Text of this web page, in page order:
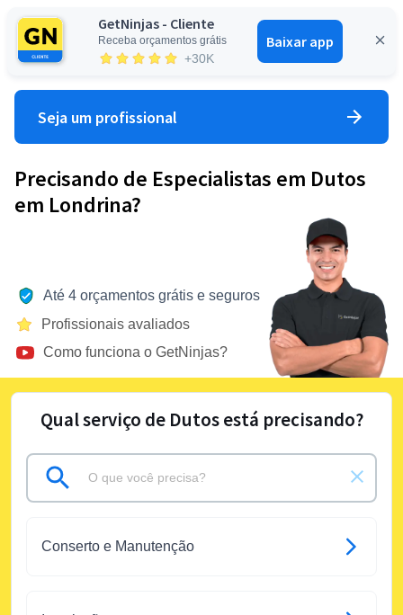
GetNinjas - Cliente
Receba orçamentos grátis
+30K
Baixar app
Entrar
Seja um profissional
Precisando de Especialistas em Dutos
em Londrina?
Até 4 orçamentos grátis e seguros
Profissionais avaliados
Como funciona o GetNinjas?
Qual serviço de Dutos está precisando?
Conserto e Manutenção